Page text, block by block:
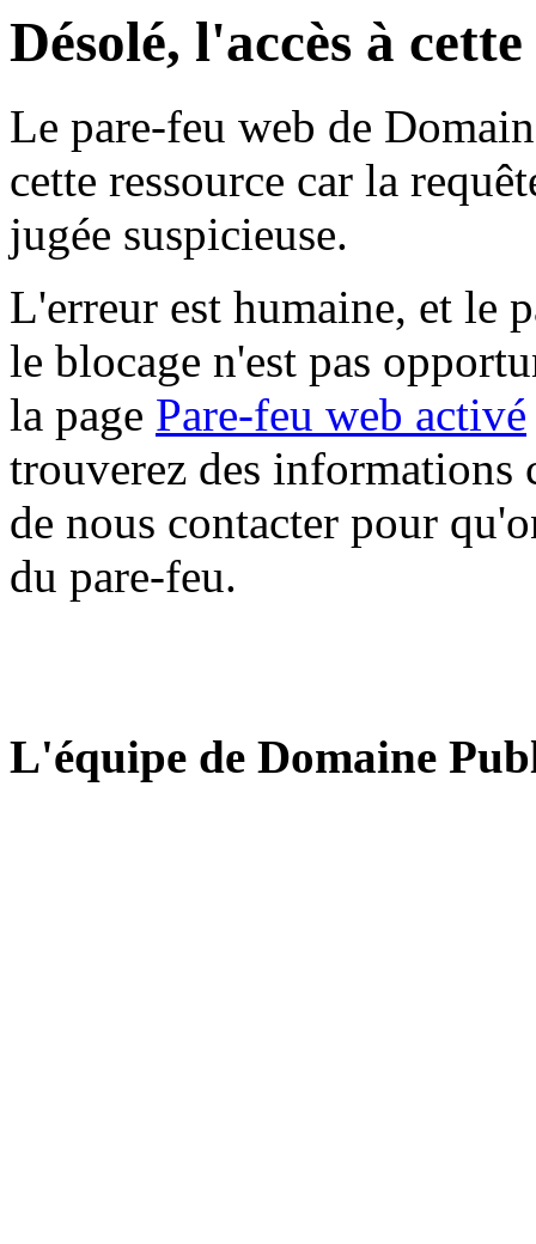
Désolé, l'accès à
Le pare-feu web de
cette ressource car la
jugée suspicieuse.
L'erreur est humaine, et le
le blocage n'est pas
la page Pare-feu web activé
trouverez des informations
de nous contacter pour
du pare-feu.
L'équipe de Domaine